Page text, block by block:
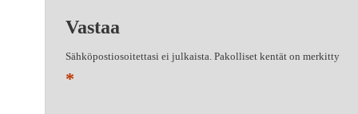
Vastaa
Sähköpostiosoitettasi ei julkaista. Pakolliset kentät on merkitty
*